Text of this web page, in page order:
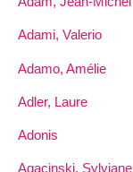
Adami, Valerio
Adamo, Amélie
Adler, Laure
Adonis
Agacinski, Sylviane